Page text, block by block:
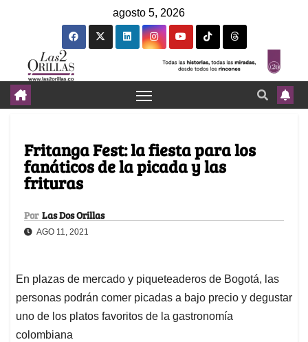
agosto 5, 2026
Fritanga Fest: la fiesta para los
fanáticos de la picada y las
frituras
Por Las Dos Orillas
AGO 11, 2021
En plazas de mercado y piqueteaderos de Bogotá, las
personas podrán comer picadas a bajo precio y degustar
uno de los platos favoritos de la gastronomía
colombiana